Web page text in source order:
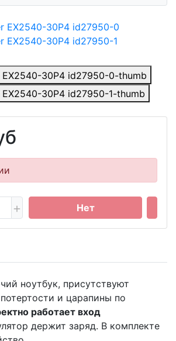
Нет
ноутбук, присутствуют
и царапины по
работает вход
держит заряд. В комплекте